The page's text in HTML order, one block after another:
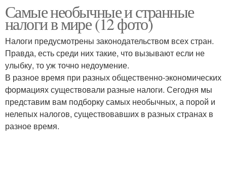
Налог на тень Налог на гипс
Налог на мир
Налог на коровьи газы
Налог на одноразовые
Самые необычные и странные
налоги в мире (12 фото)
Налоги предусмотрены законодательством всех стран.
Правда, есть среди них такие, что вызывают если не
улыбку, то уж точно недоумение.
В разное время при разных общественно-экономических
формациях существовали разные налоги. Сегодня мы
представим вам подборку самых необычных, а порой и
нелепых налогов, существовавших в разных странах в
разное время.